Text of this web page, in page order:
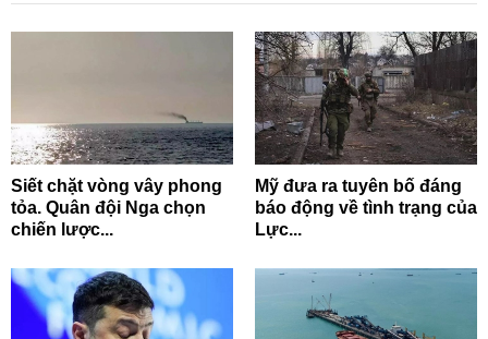
Siết chặt vòng vây phong
tỏa. Quân đội Nga chọn
chiến lược...
Mỹ đưa ra tuyên bố đáng
báo động về tình trạng của
Lực...